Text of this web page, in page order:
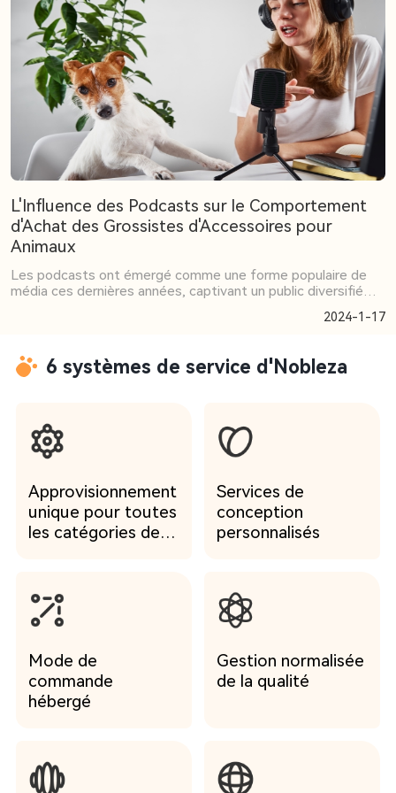
L'Influence des Podcasts sur le Comportement
d'Achat des Grossistes d'Accessoires pour
Animaux
Les podcasts ont émergé comme une forme populaire de
média ces dernières années, captivant un public diversifié
nous explorerons l'influence croissante des podcasts sur le
animaux en France, en mettant en lumière la manière dont la
plateforme NOBLEZA peut tirer parti de cette tendance
profonde avec les auditeurs. Dans le contexte des
accessoires pour animaux, cette forme de communication
grossistes.Créer une Connexion Emotionnelle: La narration
audio a la capacité de créer une connexion émotionnelle avec
les auditeurs. En racontant des histoires engageantes sur
l'impact positif des accessoires pour animaux, NOBLEZA
peut captiver l'attention des grossistes, éveillant ainsi leur
marque. En présentant les valeurs, la passion et
l'engagement de NOBLEZA envers le bien-être des
animaux, la narration audio peut contribuer à forger une
des Produits: À travers la narration audio, NOBLEZA peut
expliquer de manière détaillée les caractéristiques et
avantages de ses accessoires pour animaux. Cette approche
pédagogique peut aider les grossistes à comprendre
NOBLEZA d'explorer divers sujets liés aux accessoires pour
animaux. Que ce soit des conseils d'experts, des histoires
2024-1-17
6 systèmes de service d'Nobleza
Approvisionnement
unique pour toutes
les catégories de
Mode de
commande
hébergé
Services de
conception
personnalisés
Gestion normalisée
de la qualité